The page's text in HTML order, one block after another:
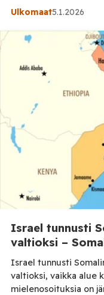
olivat komennuksella
näin:
velvollisuutensa ja
joko suorassa
pommitusten
teoillaan ylläpitää
solidaarisuutta.” […]
Ulkomaat5.1.2026
Israel tunnusti
valtioksi –
Israel tunnusti
valtioksi, vaikka alue
mielenosoituksia on